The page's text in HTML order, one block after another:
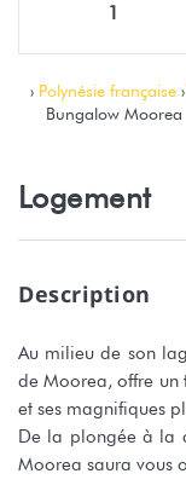
1
› Polynésie française ›
Bungalow Moorea
Logement
Description
Au milieu de son
de Moorea, offre un
et ses magnifiques
De la plongée à la
Moorea saura vous